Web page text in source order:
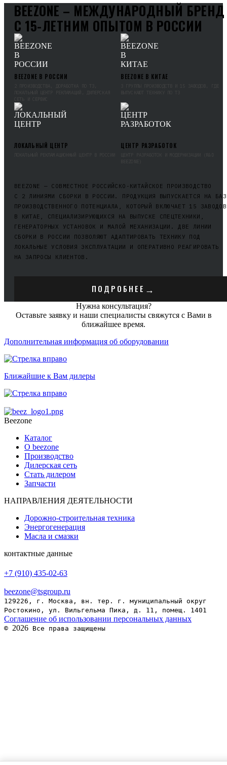
BEEZONE – МЕЖДУНАРОДНЫЙ БРЕНД
С 15-ЛЕТНИМ ОПЫТОМ В РОССИИ
BEEZONE В РОССИИ
2 ПРОИЗВОДСТВА, ДОРАБОТКА ПО ТЗ,
ЛОКАЛЬНЫЙ ЦЕНТР РЕКЛАМАЦИЙ, ДИЛЕРСКАЯ
СЕТЬ И СЕРВИС
BEEZONE В КИТАЕ
3 ГРУППЫ ПРОИЗВОДСТВ И 15 ЗАВОДОВ, ГДЕ
ВЫПУСКАЮТ ТЕХНИКУ ПО ТЗ
ЛОКАЛЬНЫЙ ЦЕНТР
ЛОКАЛЬНЫЙ РЕКЛАМАЦИОННЫЙ ЦЕНТР В РОССИИ
ЦЕНТР РАЗРАБОТОК
ЦЕНТР РАЗРАБОТОК И МОДЕРНИЗАЦИИ (R&D
BEEZONE — СОВМЕСТНОЕ РОССИЙСКО-КИТАЙСКОЕ ПРОИЗВОДСТВО
С 2 ЛИНИЯМИ СБОРКИ В РОССИИ. ПРОДУКЦИЯ ВЫПУСКАЕТСЯ НА
ПРОИЗВОДСТВЕННОГО ПОТЕНЦИАЛА, КОТОРЫЙ ВКЛЮЧАЕТ 15 ЗАВОДОВ
В КИТАЕ, СПЕЦИАЛИЗИРУЮЩИХСЯ НА ВЫПУСКЕ СПЕЦТЕХНИКИ,
ГЕНЕРАТОРНЫХ УСТАНОВОК И МАЛОЙ МЕХАНИЗАЦИИ. ДВЕ ЛИНИИ
СБОРКИ В РОССИИ ПОЗВОЛЯЮТ АДАПТИРОВАТЬ ТЕХНИКУ ПОД
ЛОКАЛЬНЫЕ УСЛОВИЯ ЭКСПЛУАТАЦИИ И ОПЕРАТИВНО РЕАГИРОВАТЬ
НА ЗАПРОСЫ КЛИЕНТОВ.
ПОДРОБНЕЕ →
Нужна консультация?
Оставьте заявку и наши специалисты свяжутся с Вами в
ближайшее время.
Дополнительная информация об оборудовании
Ближайшие к Вам дилеры
Beezone
Каталог
О beezone
Производство
Дилерская сеть
Стать дилером
Запчасти
НАПРАВЛЕНИЯ ДЕЯТЕЛЬНОСТИ
Дорожно-строительная техника
Энергогенерация
Масла и смазки
контактные данные
+7 (910) 435-02-63
beezone@tsgroup.ru
129226, г. Москва, вн. тер. г. муниципальный округ
Ростокино, ул. Вильгельма Пика, д. 11, помещ. 1401
Соглашение об использовании персональных данных
© 2026 Все права защищены